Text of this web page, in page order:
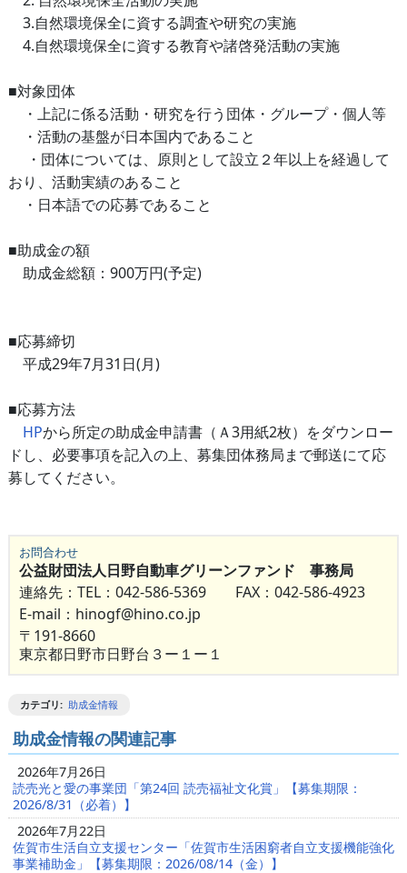
3.自然環境保全に資する調査や研究の実施
4.自然環境保全に資する教育や諸啓発活動の実施
■対象団体
・上記に係る活動・研究を行う団体・グループ・個人等
・ 活動の基盤が日本国内であること
・団体については、原則として設立２年以上を経過して
おり、活動実績のあること
・ 日本語での応募であること
■助成金の額
助成金総額：900万円(予定)
■応募締切
平成29年7月31日(月)
■応募方法
HPから所定の助成金申請書（Ａ3用紙2枚）をダウンロー
ドし、必要事項を記入の上、募集団体務局まで郵送にて応
募してください。
お問合わせ
公益財団法人日野自動車グリーンファンド 事務局
連絡先：TEL：042-586-5369 FAX：042-586-4923
E-mail：hinogf@hino.co.jp
〒191-8660
東京都日野市日野台３ー１ー１
カテゴリ: 助成金情報
助成金情報の関連記事
2026年7月26日
読売光と愛の事業団「第24回 読売福祉文化賞」【募集期限：
2026/8/31（必着）】
2026年7月22日
佐賀市生活自立支援センター「佐賀市生活困窮者自立支援機能強化
事業補助金」【募集期限：2026/08/14（金）】